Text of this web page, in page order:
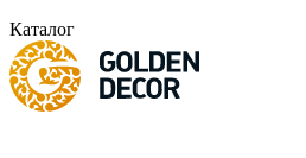
Каталог